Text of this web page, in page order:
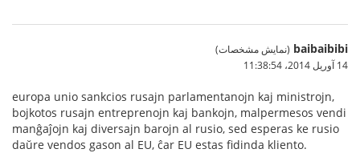
baibaibibi (نمایش مشخصات)
14 آوریل 2014،‏ 11:38:54
europa unio sankcios rusajn parlamentanojn kaj ministrojn,
bojkotos rusajn entreprenojn kaj bankojn, malpermesos vendi
manĝaĵojn kaj diversajn barojn al rusio, sed esperas ke rusio
daŭre vendos gason al EU, ĉar EU estas fidinda kliento.